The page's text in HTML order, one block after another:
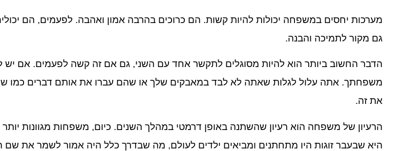
מערכות יחסים במשפחה יכולות להיות קשות. הם כרוכים בהרבה אמון ואהבה. לפעמים, הם
גם מקור לתמיכה והבנה.
הדבר החשוב ביותר הוא להיות מסוגלים לתקשר אחד עם השני, גם אם זה קשה לפעמים. אם יש
משפחתך. אתה עלול לגלות שאתה לא לבד במאבקים שלך או שהם עברו את אותם דברים כמו
את זה.
הרעיון של משפחה הוא רעיון שהשתנה באופן דרמטי במהלך השנים. כיום, משפחות מגוונות
היא שבעבר זוגות היו מתחתנים ומביאים ילדים לעולם, מה שבדרך כלל היה אמור לשמר את